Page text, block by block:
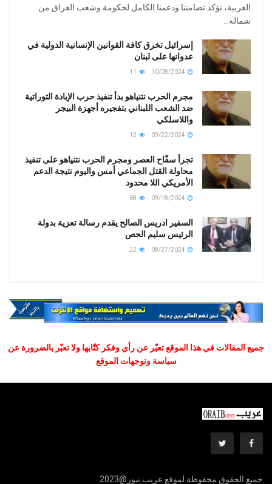
العربية، نؤكد تضامننا ودعمنا الكامل لحكومة وشعب العراق من
شماله...
إسرائيل تخرق كافة القوانين الإنسانية الدولية في
عدوانها على لبنان
مجرم الحرب نتنياهو بدأ تنفيذ حرب الإبادة التوراتية
ضد الشعب اللبناني بتفجيره أجهزة البيجر
واللاسلكي
تجرأ سفّاح العصر ومجرم الحرب نتنياهو على تنفيذ
محاولة القتل الجماعي أمس واليوم نتيجة الدعم
الأمريكي اللا محدود
السفير ادريس الصالح يقدم رسالة تعزية بدولة
الرئيس سليم الحص
جميع المقالات في هذا الموقع تعبّر عن رأي وفكر كتّابها ولا تعبّر بالضرورة عن
سياسة وتوجهات الموقع
جميع الحقوق محفوظة لموقع عريب نيوز@2023